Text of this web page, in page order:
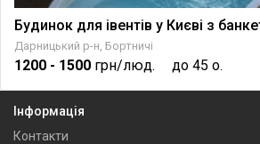
Будинок для івентів у Києві з
Дарницький р-н, Бортничі
1200 - 1500 грн/люд. до 45 о.
Інформація
Контакти